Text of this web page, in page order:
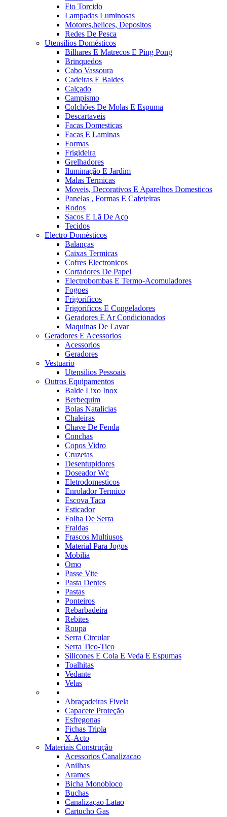
Fio Torcido
Lampadas Luminosas
Motores,helices, Depositos
Redes De Pesca
Utensilios Domésticos
Bilhares E Matrecos E Ping Pong
Brinquedos
Cabo Vassoura
Cadeiras E Baldes
Calçado
Campismo
Colchões De Molas E Espuma
Descartaveis
Facas Domesticas
Facas E Laminas
Formas
Frigideira
Grelhadores
Iluminação E Jardim
Malas Termicas
Moveis, Decorativos E Aparelhos Domesticos
Panelas , Formas E Cafeteiras
Rodos
Sacos E Lã De Aço
Tecidos
Electro Domésticos
Balanças
Caixas Termicas
Cofres Electronicos
Cortadores De Papel
Electrobombas E Termo-Acomuladores
Fogoes
Frigorificos
Frigorificos E Congeladores
Geradores E Ar Condicionados
Maquinas De Lavar
Geradores E Acessorios
Acessorios
Geradores
Vestuario
Utensilios Pessoais
Outros Equipamentos
Balde Lixo Inox
Berbequim
Bolas Natalicias
Chaleiras
Chave De Fenda
Conchas
Copos Vidro
Cruzetas
Desentupidores
Doseador Wc
Eletrodomesticos
Enrolador Termico
Escova Taca
Esticador
Folha De Serra
Fraldas
Frascos Multiusos
Material Para Jogos
Mobilia
Omo
Passe Vite
Pasta Dentes
Pastas
Ponteiros
Rebarbadeira
Rebites
Roupa
Serra Circular
Serra Tico-Tico
Silicones E Cola E Veda E Espumas
Toalhitas
Vedante
Velas
Abraçadeiras Fivela
Capacete Proteção
Esfregonas
Fichas Tripla
X-Acto
Materiais Construção
Acessorios Canalizacao
Anilhas
Arames
Bicha Monobloco
Buchas
Canalizaçao Latao
Cartucho Gas